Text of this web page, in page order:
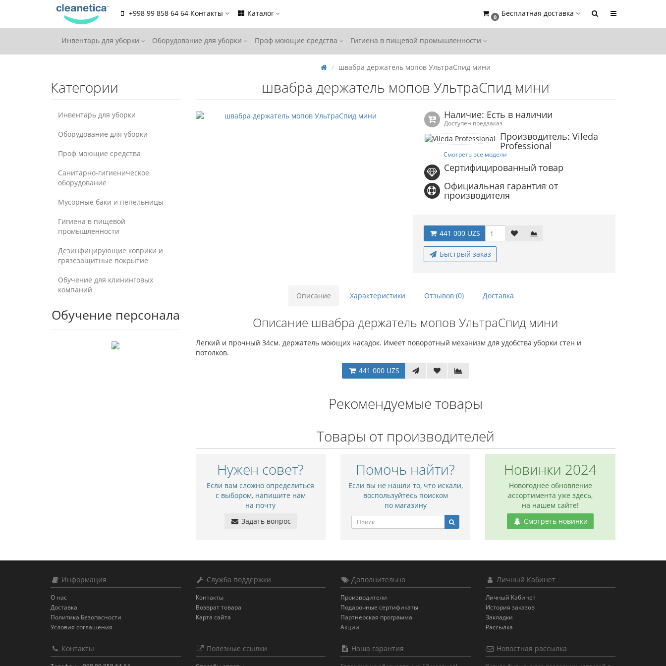
+998 99 858 64 64 Контакты Каталог 0 Бесплатная доставка
Инвентарь для уборки Оборудование для уборки Проф моющие средства Гигиена в пищевой промышленности
Категории
Инвентарь для уборки
Оборудование для уборки
Проф моющие средства
Санитарно-гигиеническое
оборудование
Мусорные баки и пепельницы
Гигиена в пищевой
промышленности
Дезинфицирующие коврики и
грязезащитные покрытие
Обучение для клининговых
компаний
Обучение персонала
швабра держатель мопов УльтраСпид мини
швабра держатель мопов УльтраСпид мини
Наличие: Есть в наличии
Доступен предзаказ
Производитель: Vileda
Professional
Смотреть все модели
Сертифицированный товар
Официальная гарантия от
производителя
441 000 UZS
Быстрый заказ
Описание Характеристики Отзывов (0) Доставка
Описание швабра держатель мопов УльтраСпид мини
Легкий и прочный 34см. держатель моющих насадок. Имеет поворотный механизм для удобства уборки стен и
потолков.
441 000 UZS
Рекомендуемые товары
Товары от производителей
Нужен совет?
Если вам сложно определиться
с выбором, напишите нам
на почту
Задать вопрос
Помочь найти?
Если вы не нашли то, что искали,
воспользуйтесь поиском
по магазину
Новинки 2024
Новогоднее обновление
ассортимента уже здесь,
на нашем сайте!
Смотреть новинки
Информация
О нас
Доставка
Политика Безопасности
Условия соглашения
Служба поддержки
Контакты
Возврат товара
Карта сайта
Дополнительно
Производители
Подарочные сертификаты
Партнерская программа
Акции
Личный Кабинет
Личный Кабинет
История заказов
Закладки
Рассылка
Контакты Полезные ссылки Наша гарантия Новостная рассылка